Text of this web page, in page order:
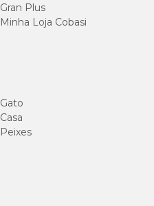
Gran Plus
Minha Loja Cobasi
Gato
Casa
Peixes